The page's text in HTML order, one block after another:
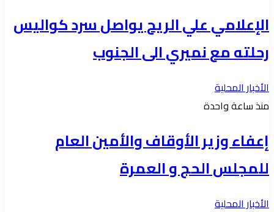
الإعلامي علي الريح يواصل سرد كواليس
رحلته مع نميري الى الجنوب
الأخبار المحلية
منذ ساعة واحدة
إعفاء وزير الأوقاف والأمين العام
للمجلس الحج و العمرة
الأخبار المحلية